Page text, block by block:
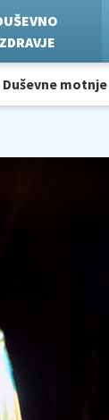
ZDRAVJE
Duševne motnje